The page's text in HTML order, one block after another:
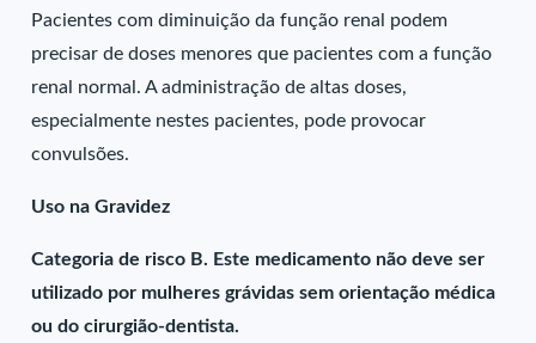
Pacientes com diminuição da função renal podem
precisar de doses menores que pacientes com a função
renal normal. A administração de altas doses,
especialmente nestes pacientes, pode provocar
convulsões.
Uso na Gravidez
Categoria de risco B. Este medicamento não deve ser
utilizado por mulheres grávidas sem orientação médica
ou do cirurgião-dentista.